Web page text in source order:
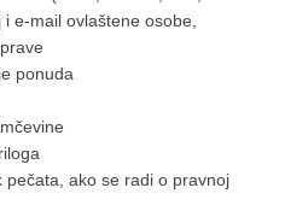
e-mail ovlaštene osobe,
ponuda
pečata, ako se radi o pravnoj